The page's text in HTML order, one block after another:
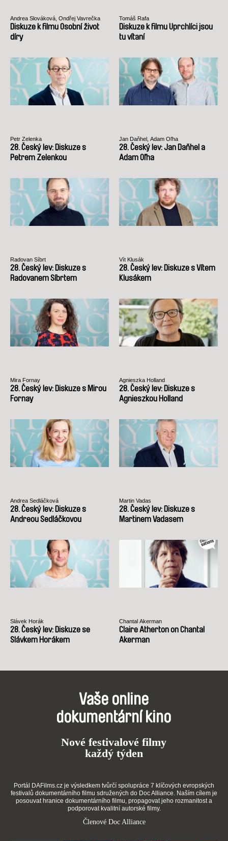
Andrea Slováková, Ondřej Vavrečka
Diskuze k filmu Osobní život
díry
Tomáš Rafa
Diskuze k filmu Uprchlíci jsou
tu vítaní
Petr Zelenka
28. Český lev: Diskuze s
Petrem Zelenkou
Jan Daňhel, Adam Oľha
28. Český lev: Jan Daňhel a
Adam Oľha
Radovan Síbrt
28. Český lev: Diskuze s
Radovanem Síbrtem
Vít Klusák
28. Český lev: Diskuze s Vítem
Klusákem
Mira Fornay
28. Český lev: Diskuze s Mirou
Fornay
Agnieszka Holland
28. Český lev: Diskuze s
Agnieszkou Holland
Andrea Sedláčková
28. Český lev: Diskuze s
Andreou Sedláčkovou
Martin Vadas
28. Český lev: Diskuze s
Martinem Vadasem
Slávek Horák
28. Český lev: Diskuze se
Slávkem Horákem
Chantal Akerman
Claire Atherton on Chantal
Akerman
Vaše online
dokumentární kino
Nové festivalové filmy
každý týden
Portál DAFilms.cz je výsledkem tvůrčí spolupráce 7 klíčových evropských
festivalů dokumentárního filmu sdružených do Doc Alliance. Naším cílem je
posouvat hranice dokumentárního filmu, propagovat jeho rozmanitost a
podporovat kvalitní autorské filmy.
Členové Doc Alliance